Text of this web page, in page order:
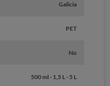
Galicia
PET
No
500 ml - 1,5 L - 5 L